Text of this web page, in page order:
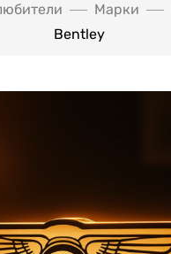
Марки
Bentley